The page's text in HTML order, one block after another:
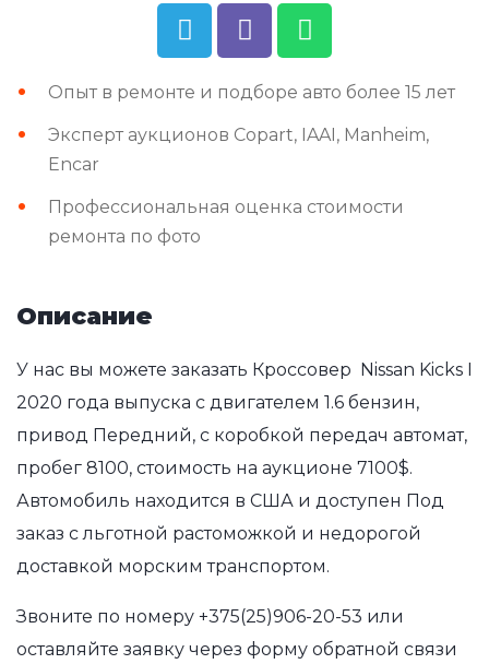
Опыт в ремонте и подборе авто более 15 лет
Эксперт аукционов Copart, IAAI, Manheim,
Encar
Профессиональная оценка стоимости
ремонта по фото
Описание
У нас вы можете заказать Кроссовер Nissan Kicks I
2020 года выпуска с двигателем 1.6 бензин,
привод Передний, с коробкой передач автомат,
пробег 8100, стоимость на аукционе 7100$.
Автомобиль находится в США и доступен Под
заказ с льготной растоможкой и недорогой
доставкой морским транспортом.
Звоните по номеру +375(25)906-20-53 или
оставляйте заявку через форму обратной связи